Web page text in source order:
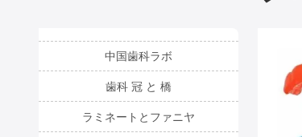
中国歯科ラボ
歯科 冠 と 橋
ラミネートとファニヤ